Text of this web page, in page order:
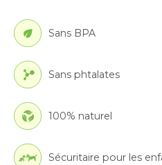
Sans BPA
Sans phtalates
100% naturel
Sécuritaire pour les